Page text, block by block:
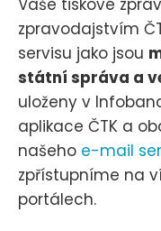
zpravodajstvím
servisu jako jsou
státní správa a
uloženy v
aplikace ČTK a
našeho e-mail
zpřístupníme na
portálech.